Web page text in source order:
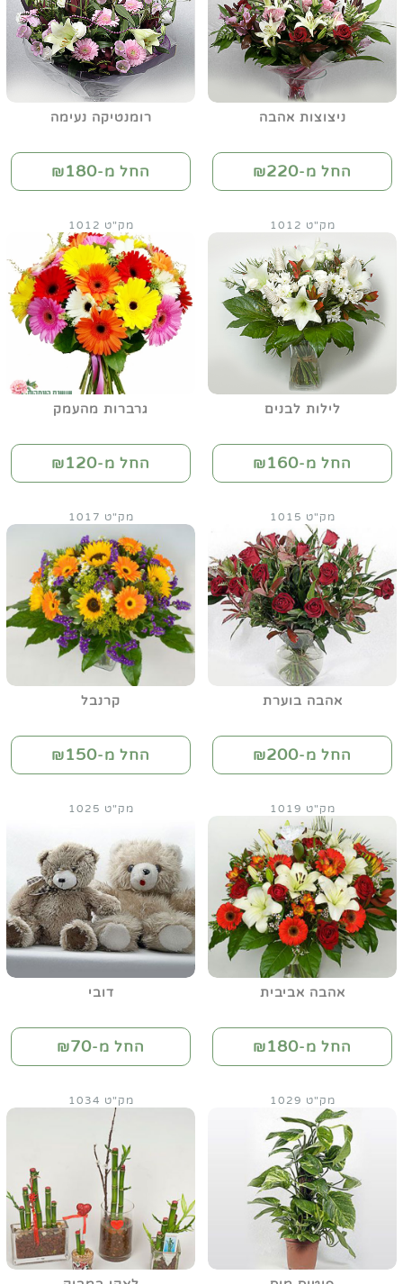
ניצוצות אהבה
החל מ-₪220
רומנטיקה נעימה
החל מ-₪180
לילות לבנים
מק"ט 1012
החל מ-₪160
גרברות מהעמק
מק"ט 1012
החל מ-₪120
אהבה בוערת
מק"ט 1015
החל מ-₪200
קרנבל
מק"ט 1017
החל מ-₪150
אהבה אביבית
מק"ט 1019
החל מ-₪180
דובי
מק"ט 1025
החל מ-₪70
מק"ט 1029 מק"ט 1034